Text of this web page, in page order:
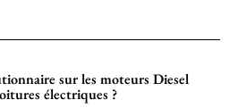
sur les moteurs Diesel
électriques ?